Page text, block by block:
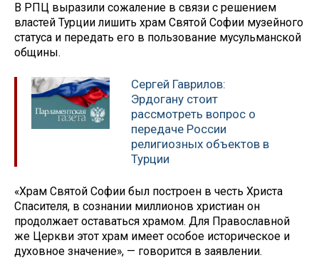
В РПЦ выразили сожаление в связи с решением
властей Турции лишить храм Святой Софии музейного
статуса и передать его в пользование мусульманской
общины.
Сергей Гаврилов:
Эрдогану стоит
рассмотреть вопрос о
передаче России
религиозных объектов в
Турции
«Храм Святой Софии был построен в честь Христа
Спасителя, в сознании миллионов христиан он
продолжает оставаться храмом. Для Православной
же Церкви этот храм имеет особое историческое и
духовное значение», — говорится в заявлении.